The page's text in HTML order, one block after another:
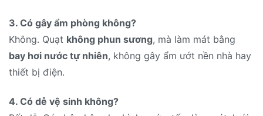
3. Có gây ẩm phòng không?
Không. Quạt không phun sương, mà làm mát bằng
bay hơi nước tự nhiên, không gây ẩm ướt nền nhà hay
thiết bị điện.
4. Có dễ vệ sinh không?